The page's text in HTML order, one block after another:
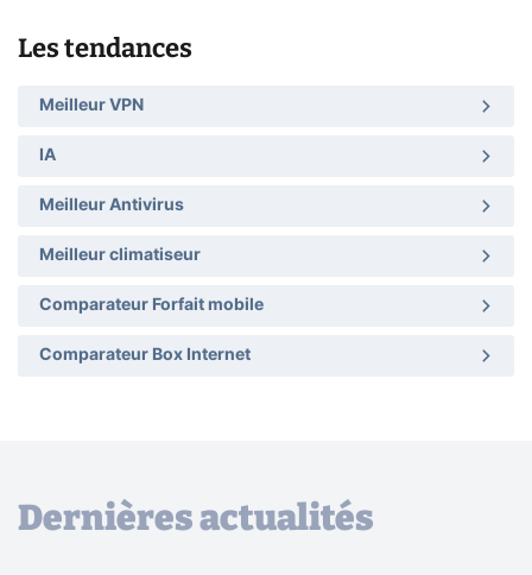
Les tendances
Meilleur VPN
IA
Meilleur Antivirus
Meilleur climatiseur
Comparateur Forfait mobile
Comparateur Box Internet
Dernières actualités